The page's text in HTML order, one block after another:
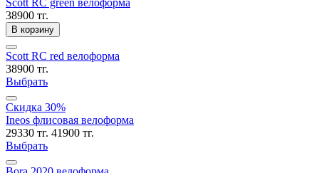
Scott RC green велоформа
38900 тг.
В корзину
Scott RC red велоформа
38900 тг.
Выбрать
Скидка 30%
Ineos флисовая велоформа
29330 тг. 41900 тг.
Выбрать